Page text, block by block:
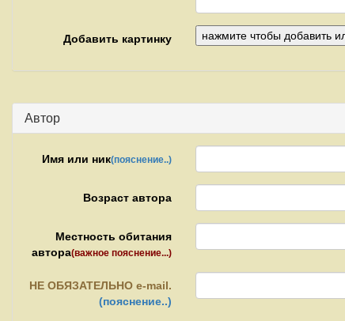
Добавить картинку
Автор
Имя или ник(пояснение..)
Возраст автора
Местность обитания
автора(важное пояснение...)
НЕ ОБЯЗАТЕЛЬНО e-mail.
(пояснение..)